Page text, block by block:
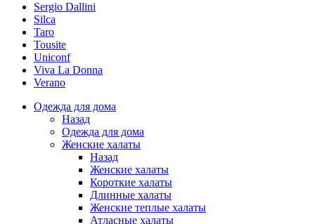
Sergio Dallini
Silca
Taro
Tousite
Uniconf
Viva La Donna
Verano
Одежда для дома
Назад
Одежда для дома
Женские халаты
Назад
Женские халаты
Короткие халаты
Длинные халаты
Женские теплые халаты
Атласные халаты